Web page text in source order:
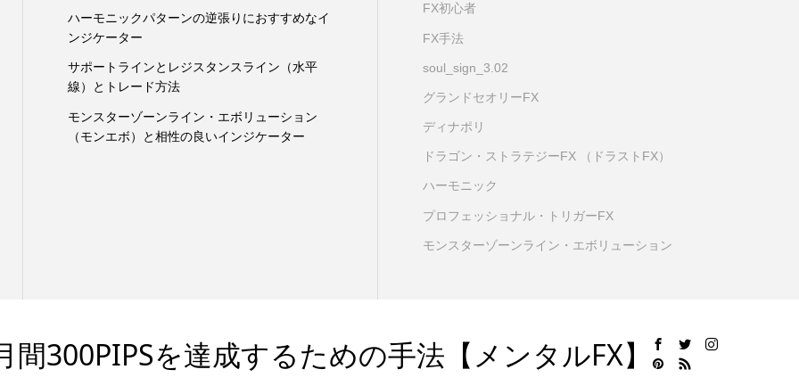
ハーモニックパターンの逆張りにおすすめなイ
ンジケーター
サポートラインとレジスタンスライン（水平
線）とトレード方法
モンスターゾーンライン・エボリューション
（モンエボ）と相性の良いインジケーター
FX初心者
FX手法
soul_sign_3.02
グランドセオリーFX
ディナポリ
ドラゴン・ストラテジーFX （ドラストFX）
ハーモニック
プロフェッショナル・トリガーFX
モンスターゾーンライン・エボリューション
300PIPSを達成するための手法【メンタルFX】